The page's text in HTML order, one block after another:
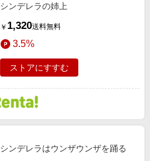
シンデレラの姉上
￥ 1,320送料無料
3.5%
ストアにすすむ
シンデレラはウンザウンザを踊る